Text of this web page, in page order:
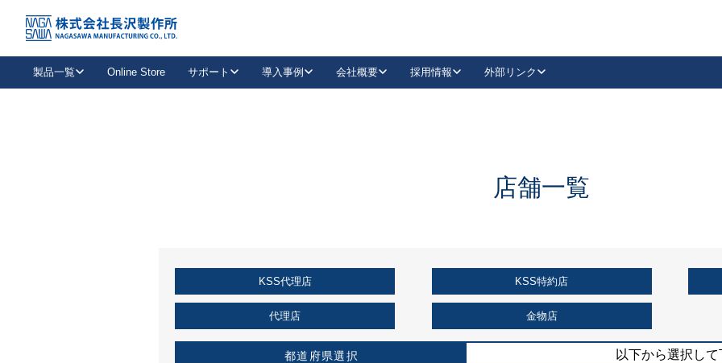
製品一覧
抗ウイルス・抗菌製品
キーレックスを品番からお探しいただけます。
Online Store サポート
取扱店情報
お役立ち情報
導入事例
企業様採用事例
会社概要 採用情報 外部リンク
LinkedIn
KSS加盟店・取扱店情報
店舗一覧
店舗一覧
KSS代理店 KSS特約店
代理店 金物店
都道府県選択 以下から選択し